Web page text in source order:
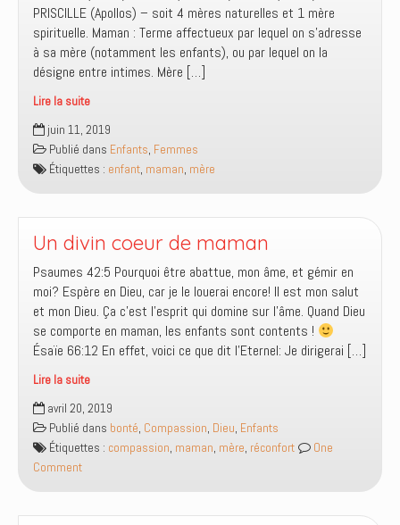
PRISCILLE (Apollos) – soit 4 mères naturelles et 1 mère
spirituelle. Maman : Terme affectueux par lequel on s’adresse
à sa mère (notamment les enfants), ou par lequel on la
désigne entre intimes. Mère […]
Lire la suite
La
Maman
selon
le
de
Dieu
juin 11, 2019
Publié dans Enfants, Femmes
Étiquettes : enfant, maman, mère
Un divin coeur de maman
Psaumes 42:5 Pourquoi être abattue, mon âme, et gémir en
moi? Espère en Dieu, car je le louerai encore! Il est mon salut
et mon Dieu. Ça c’est l’esprit qui domine sur l’âme. Quand Dieu
se comporte en maman, les enfants sont contents !
Ésaïe 66:12 En effet, voici ce que dit l’Eternel: Je dirigerai […]
Lire la suite
Un
divin
coeur
de
maman
avril 20, 2019
Publié dans bonté, Compassion, Dieu, Enfants
Étiquettes : compassion, maman, mère, réconfort
One
Comment